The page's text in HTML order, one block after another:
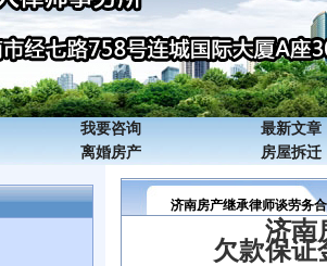
我要咨询
最新文章
离婚房产 房屋拆迁
济南房产继承律师谈劳务
济南
欠款保证